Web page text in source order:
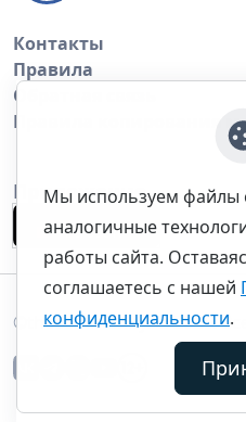
Контакты
Правила
Обратная связь
Правила копирования
Приложение
©thecommunity.ru 2026.
Мы используем файлы
аналогичные
работы сайта.
соглашаетесь с нашей
конфиденциальности.